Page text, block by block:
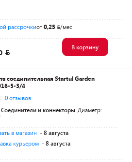
рассрочкиот0,25 /мес
В корзину
соединительная Startul Garden
5-3/4
0 отзывов
Соединители и коннекторы Диаметр:
в магазин - 8 августа
курьером - 8 августа